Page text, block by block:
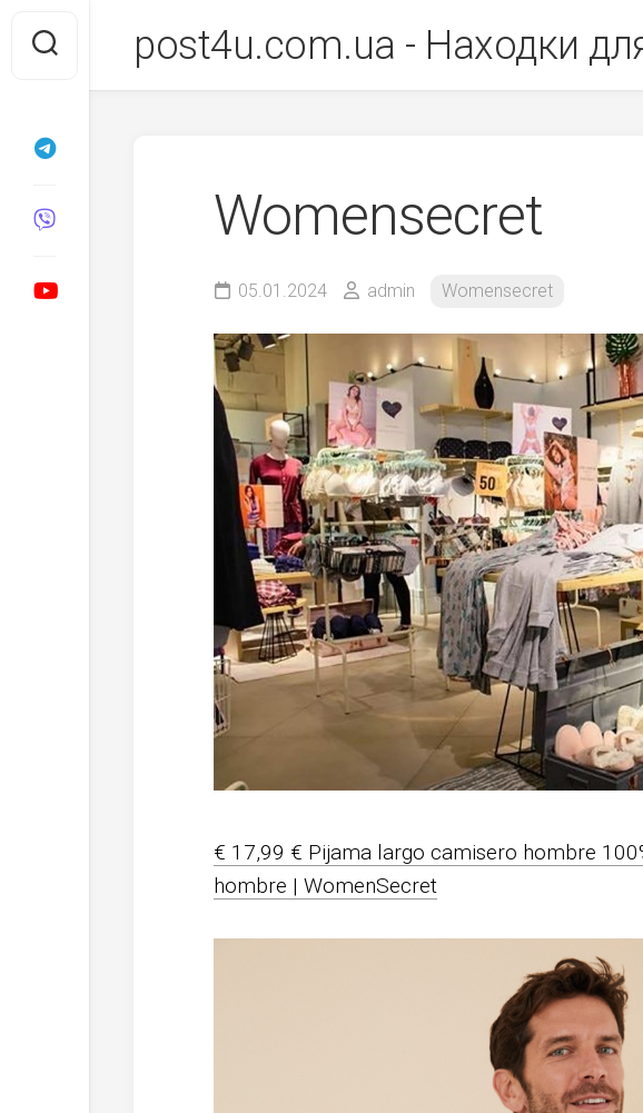
вмісту
post4u.com.ua - Находки
Womensecret
05.01.2024 admin Womensecret
€ 17,99 € Pijama largo camisero hombre
hombre | WomenSecret